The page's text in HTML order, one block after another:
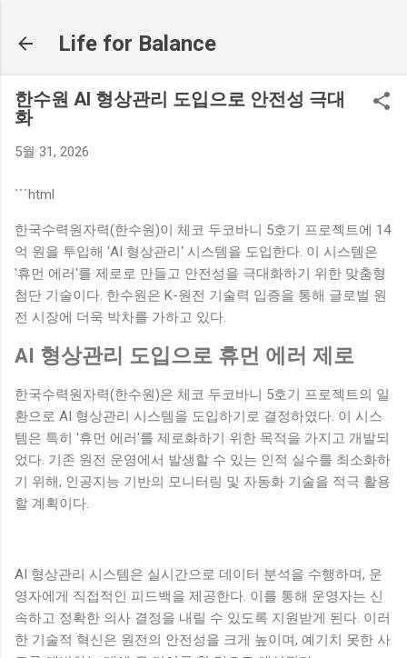
Life for Balance
한수원 AI 형상관리 도입으로 안전성 극대
화
5월 31, 2026
```html
한국수력원자력(한수원)이 체코 두코바니 5호기 프로젝트에 14
억 원을 투입해 ‘AI 형상관리‘ 시스템을 도입한다. 이 시스템은
'휴먼 에러'를 제로로 만들고 안전성을 극대화하기 위한 맞춤형
첨단 기술이다. 한수원은 K-원전 기술력 입증을 통해 글로벌 원
전 시장에 더욱 박차를 가하고 있다.
AI 형상관리 도입으로 휴먼 에러 제로
한국수력원자력(한수원)은 체코 두코바니 5호기 프로젝트의 일
환으로 AI 형상관리 시스템을 도입하기로 결정하였다. 이 시스
템은 특히 '휴먼 에러'를 제로화하기 위한 목적을 가지고 개발되
었다. 기존 원전 운영에서 발생할 수 있는 인적 실수를 최소화하
기 위해, 인공지능 기반의 모니터링 및 자동화 기술을 적극 활용
할 계획이다.
AI 형상관리 시스템은 실시간으로 데이터 분석을 수행하며, 운
영자에게 직접적인 피드백을 제공한다. 이를 통해 운영자는 신
속하고 정확한 의사 결정을 내릴 수 있도록 지원받게 된다. 이러
한 기술적 혁신은 원전의 안전성을 크게 높이며, 예기치 못한 사